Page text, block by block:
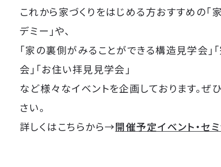
これから家づくりをはじめる方おすすめの「
デミー」や、
「家の裏側がみることができる構造見学会」
会」「お住い拝見見学会」
など様々なイベントを企画しております。ぜ
さい。
詳しくはこちらから→開催予定イベント・セ